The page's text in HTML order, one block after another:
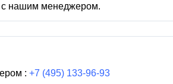
с нашим менеджером.
: +7 (495) 133-96-93